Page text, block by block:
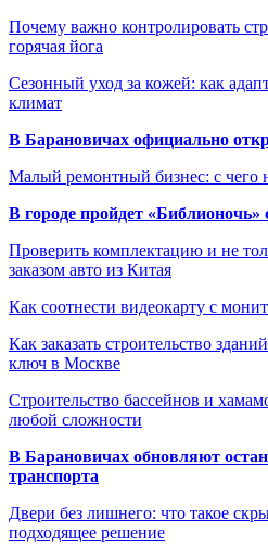
Почему важно контролировать
горячая йога
Сезонный уход за кожей: как
климат
В Барановичах официально
Малый ремонтный бизнес: с чего
В городе пройдет «Библионочь»
Проверить комплектацию и не
заказом авто из Китая
Как соотнести видеокарту с
Как заказать строительство
ключ в Москве
Строительство бассейнов и
любой сложности
В Барановичах обновляют
транспорта
Двери без лишнего: что такое
подходящее решение